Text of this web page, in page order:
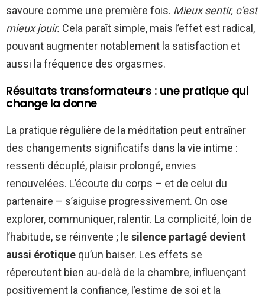
savoure comme une première fois. Mieux sentir, c’est
mieux jouir. Cela paraît simple, mais l’effet est radical,
pouvant augmenter notablement la satisfaction et
aussi la fréquence des orgasmes.
Résultats transformateurs : une pratique qui
change la donne
La pratique régulière de la méditation peut entraîner
des changements significatifs dans la vie intime :
ressenti décuplé, plaisir prolongé, envies
renouvelées. L’écoute du corps – et de celui du
partenaire – s’aiguise progressivement. On ose
explorer, communiquer, ralentir. La complicité, loin de
l’habitude, se réinvente ; le silence partagé devient
aussi érotique qu’un baiser. Les effets se
répercutent bien au-delà de la chambre, influençant
positivement la confiance, l’estime de soi et la